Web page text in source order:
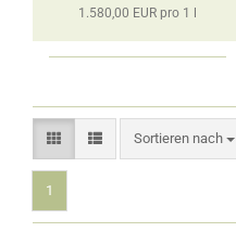
1.580,00 EUR pro 1 l
Sortieren nach
Sortieren nach
1